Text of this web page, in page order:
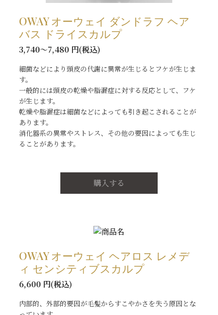
OWAY オーウェイ ダンドラフ ヘア
バス ドライスカルプ
3,740～7,480 円(税込)
細菌などにより頭皮の代謝に異常が生じるとフケが生じま
す。
一般的には頭皮の乾燥や脂漏症に対する反応として、フケ
が生じます。
乾燥や脂漏症は細菌などによっても引き起こされることが
あります。
消化器系の異常やストレス、その他の要因によっても生じ
ることがあります。
購入する
OWAY オーウェイ ヘアロス レメデ
ィ センシティブスカルプ
6,600 円(税込)
内部的、外部的要因が毛髪からすこやかさを失う原因とな